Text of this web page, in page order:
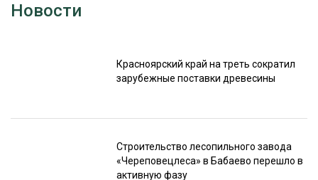
Новости
Красноярский край на треть сократил
зарубежные поставки древесины
Строительство лесопильного завода
«Череповецлеса» в Бабаево перешло в
активную фазу